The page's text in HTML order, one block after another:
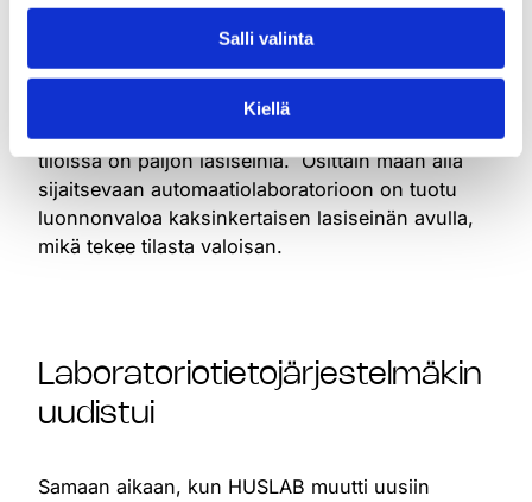
Salli valinta
Kiellä
kuten esimerkiksi massaspektrometrit, on
Rakennusta suunniteltaessa luonnonvaloa
haluttiin tuoda kaikkiin tiloihin. Tämän johdosta
tiloissa on paljon lasiseiniä. Osittain maan alla
sijaitsevaan automaatiolaboratorioon on tuotu
luonnonvaloa kaksinkertaisen lasiseinän avulla,
mikä tekee tilasta valoisan.
Laboratoriotietojärjestelmäkin
uudistui
Samaan aikaan, kun HUSLAB muutti uusiin